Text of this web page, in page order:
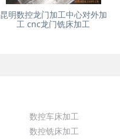
昆明数控龙门加工中心对外加
工 cnc龙门铣床加工
数控车床加工
数控铣床加工